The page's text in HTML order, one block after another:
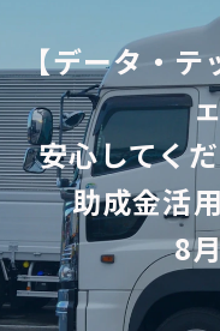
【データ・
安心してく
助成金活
8